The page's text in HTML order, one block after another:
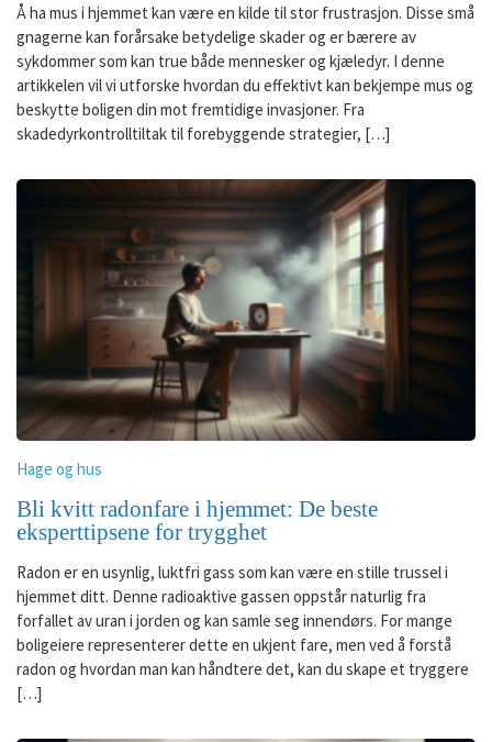
Å ha mus i hjemmet kan være en kilde til stor frustrasjon. Disse små
gnagerne kan forårsake betydelige skader og er bærere av
sykdommer som kan true både mennesker og kjæledyr. I denne
artikkelen vil vi utforske hvordan du effektivt kan bekjempe mus og
beskytte boligen din mot fremtidige invasjoner. Fra
skadedyrkontrolltiltak til forebyggende strategier, […]
Hage og hus
Bli kvitt radonfare i hjemmet: De beste
eksperttipsene for trygghet
Radon er en usynlig, luktfri gass som kan være en stille trussel i
hjemmet ditt. Denne radioaktive gassen oppstår naturlig fra
forfallet av uran i jorden og kan samle seg innendørs. For mange
boligeiere representerer dette en ukjent fare, men ved å forstå
radon og hvordan man kan håndtere det, kan du skape et tryggere
[…]